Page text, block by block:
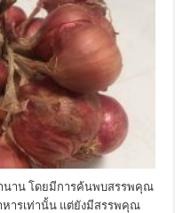
นาน โดยมีการค้นพบสรรพคุณ
หารเท่านั้น แต่ยังมีสรรพคุณ